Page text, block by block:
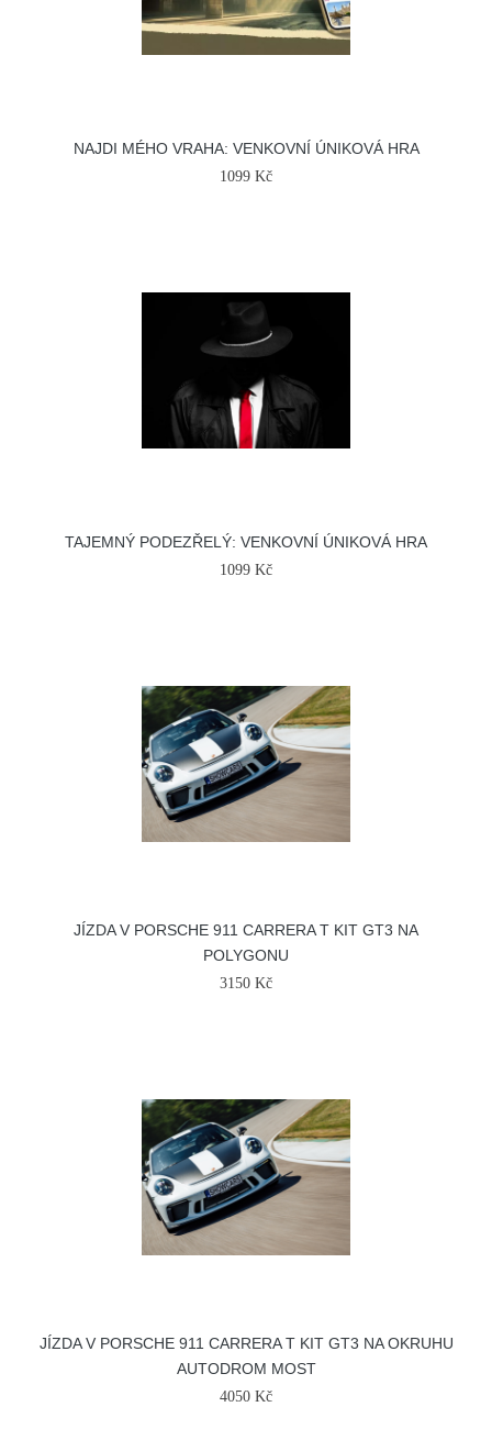
NAJDI MÉHO VRAHA: VENKOVNÍ ÚNIKOVÁ HRA
1099 Kč
TAJEMNÝ PODEZŘELÝ: VENKOVNÍ ÚNIKOVÁ HRA
1099 Kč
JÍZDA V PORSCHE 911 CARRERA T KIT GT3 NA
POLYGONU
3150 Kč
JÍZDA V PORSCHE 911 CARRERA T KIT GT3 NA OKRUHU
AUTODROM MOST
4050 Kč